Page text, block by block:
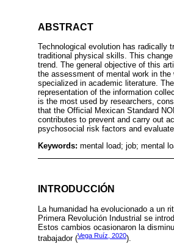
ABSTRACT
Technological evolution has radically
traditional physical skills. This
trend. The general objective of this
the assessment of mental work in
specialized in academic literature.
representation of the information
is the most used by researchers,
that the Official Mexican Standard
contributes to prevent and carry out
psychosocial risk factors and
Keywords: mental load; job; mental
INTRODUCCIÓN
La humanidad ha evolucionado a un
Primera Revolución Industrial se
Estos cambios ocasionaron la
trabajador (Vega Ruíz, 2020).